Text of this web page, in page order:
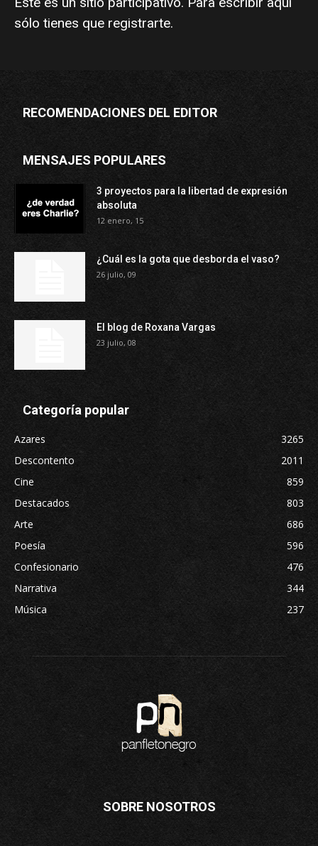
sólo tienes que registrarte.
RECOMENDACIONES DEL EDITOR
MENSAJES POPULARES
3 proyectos para la libertad de expresión
absoluta
12 enero, 15
¿Cuál es la gota que desborda el vaso?
26 julio, 09
El blog de Roxana Vargas
23 julio, 08
Categoría popular
Azares
3265
Descontento
2011
Cine
859
Destacados
803
Arte
686
Poesía
596
Confesionario
476
Narrativa
344
Música
237
SOBRE NOSOTROS